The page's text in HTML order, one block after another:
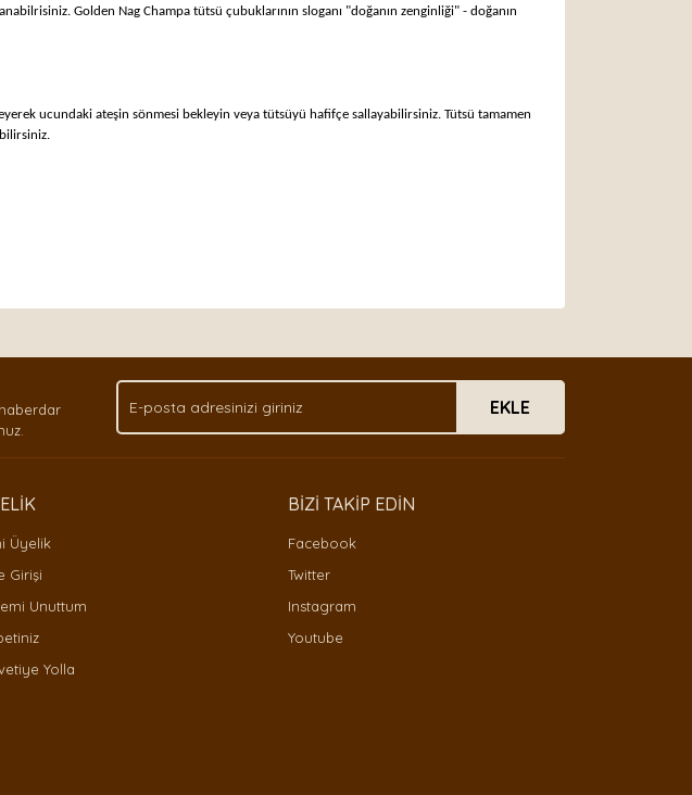
Golden Nag Champa tütsü çubuklarının sloganı "doğanın zenginliği" - doğanın
ucundaki ateşin sönmesi bekleyin veya tütsüyü hafifçe sallayabilirsiniz. Tütsü tamamen
EKLE
Üyelik
Girişi
Unuttum
Yolla
BİZİ TAKİP EDİN
Facebook
Twitter
Instagram
Youtube